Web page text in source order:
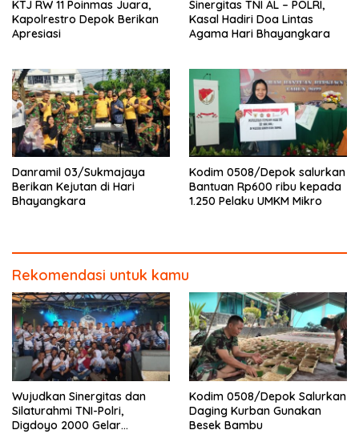
KTJ RW 11 Poinmas Juara,
Kapolrestro Depok Berikan
Apresiasi
Sinergitas TNI AL – POLRI,
Kasal Hadiri Doa Lintas
Agama Hari Bhayangkara
Danramil 03/Sukmajaya
Berikan Kejutan di Hari
Bhayangkara
Kodim 0508/Depok salurkan
Bantuan Rp600 ribu kepada
1.250 Pelaku UMKM Mikro
Rekomendasi untuk kamu
Wujudkan Sinergitas dan
Silaturahmi TNI-Polri,
Digdoyo 2000 Gelar
Kodim 0508/Depok Salurkan
Daging Kurban Gunakan
Besek Bambu